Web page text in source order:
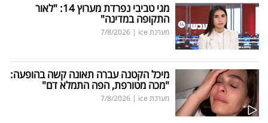
מגי טביבי נפרדת מערוץ 14: "לאור
התקופה במדינה"
מערכת ice |
7/8/2026
מיכל הקטנה עברה תאונה קשה בהופעה:
"מכה מטורפת, הפה התמלא דם"
מערכת ice |
7/8/2026